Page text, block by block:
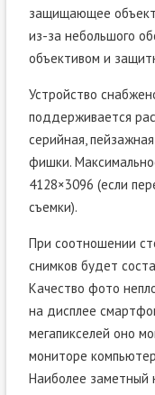
защищающее
из-за небольшого
объективом и
Устройство
поддерживается
серийная,
фишки.
4128×3096 (если
съемки).
При соотношении
снимков будет
Качество фото
на дисплее
мегапикселей оно
мониторе
Наиболее заметный